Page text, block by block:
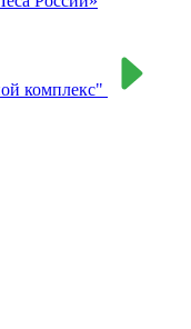
комплекс"